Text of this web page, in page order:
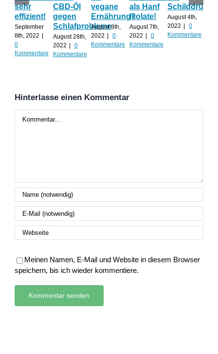
sehr
effizient!
September
8th, 2022
0
Kommentare
CBD-Öl
gegen
Schlafprobleme
August 28th,
2022
0
Kommentare
vegane
Ernährung?
August 8th,
2022
0
Kommentare
als Hanf
Isolate!
August 7th,
2022
0
Kommentare
Schilddrüse
August 4th,
2022
0
Kommentare
Hinterlasse einen Kommentar
Meinen Namen, E-Mail und Website in diesem Browser
speichern, bis ich wieder kommentiere.